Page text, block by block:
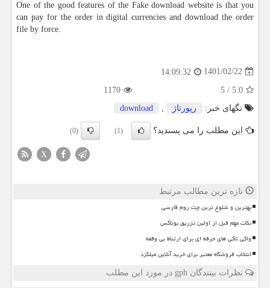
One of the good features of the Fake download website is that you
can pay for the order in digital currencies and download the order
file by force.
1401/02/22
14:09:32
5.0
/
5
1170
تگهای خبر:
رپورتاژ ,
download
این مطلب را می پسندید؟ (1)
(0)
X
تازه ترین مطالب مرتبط
بهترین و شلوغ ترین چت روم فارسی
نکات مهم قبل از اولین تزریق بوتاکس
واکی تاکی های حرفه ای برای ارتباط بی وقفه
انتخاب فروشگاه معتبر برای خرید آنلاین میلگرد
نظرات بینندگان gph در مورد این مطلب